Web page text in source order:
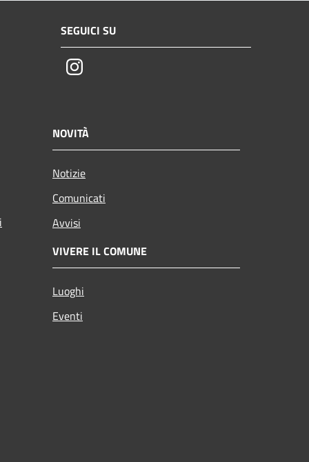
SEGUICI SU
Instagram
NOVITÀ
Notizie
Comunicati
Avvisi
VIVERE IL COMUNE
Luoghi
Eventi